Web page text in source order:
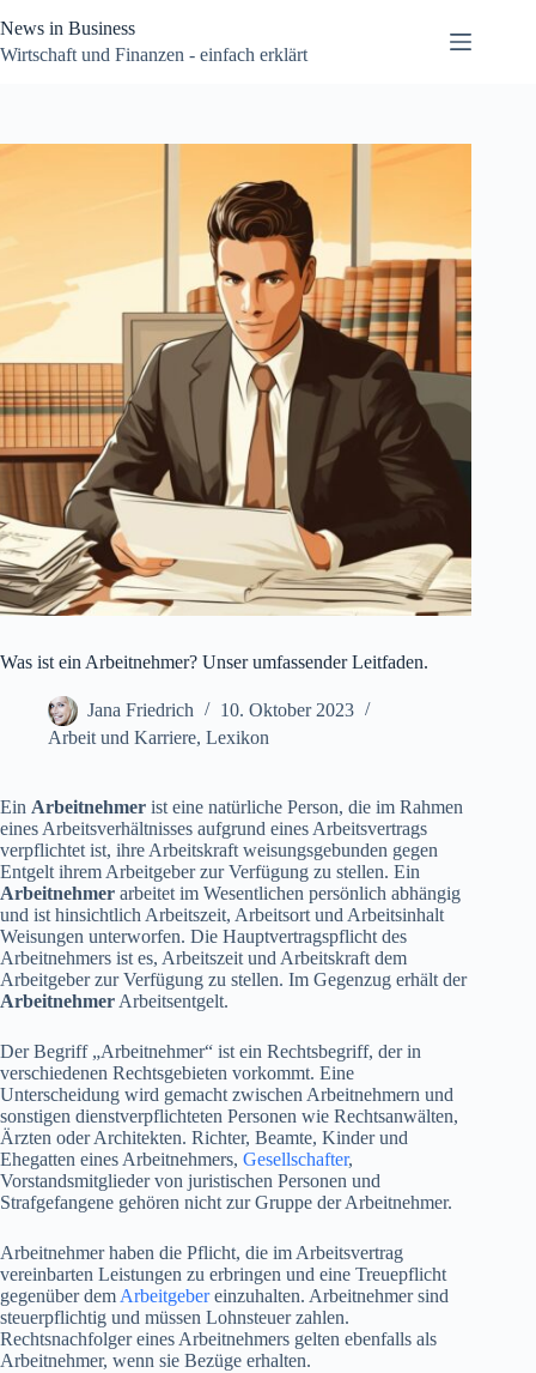
Inhalt
springen
News in Business
Wirtschaft und Finanzen - einfach erklärt
Was ist ein Arbeitnehmer? Unser umfassender Leitfaden.
Jana Friedrich
10. Oktober 2023
Arbeit und Karriere, Lexikon
Ein Arbeitnehmer ist eine natürliche Person, die im Rahmen
eines Arbeitsverhältnisses aufgrund eines Arbeitsvertrags
verpflichtet ist, ihre Arbeitskraft weisungsgebunden gegen
Entgelt ihrem Arbeitgeber zur Verfügung zu stellen. Ein
Arbeitnehmer arbeitet im Wesentlichen persönlich abhängig
und ist hinsichtlich Arbeitszeit, Arbeitsort und Arbeitsinhalt
Weisungen unterworfen. Die Hauptvertragspflicht des
Arbeitnehmers ist es, Arbeitszeit und Arbeitskraft dem
Arbeitgeber zur Verfügung zu stellen. Im Gegenzug erhält der
Arbeitnehmer Arbeitsentgelt.
Der Begriff „Arbeitnehmer“ ist ein Rechtsbegriff, der in
verschiedenen Rechtsgebieten vorkommt. Eine
Unterscheidung wird gemacht zwischen Arbeitnehmern und
sonstigen dienstverpflichteten Personen wie Rechtsanwälten,
Ärzten oder Architekten. Richter, Beamte, Kinder und
Ehegatten eines Arbeitnehmers, Gesellschafter,
Vorstandsmitglieder von juristischen Personen und
Strafgefangene gehören nicht zur Gruppe der Arbeitnehmer.
Arbeitnehmer haben die Pflicht, die im Arbeitsvertrag
vereinbarten Leistungen zu erbringen und eine Treuepflicht
gegenüber dem Arbeitgebereinzuhalten. Arbeitnehmer sind
steuerpflichtig und müssen Lohnsteuer zahlen.
Rechtsnachfolger eines Arbeitnehmers gelten ebenfalls als
Arbeitnehmer, wenn sie Bezüge erhalten.